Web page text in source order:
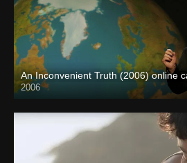
An Inconvenient Truth (2006) online
2006